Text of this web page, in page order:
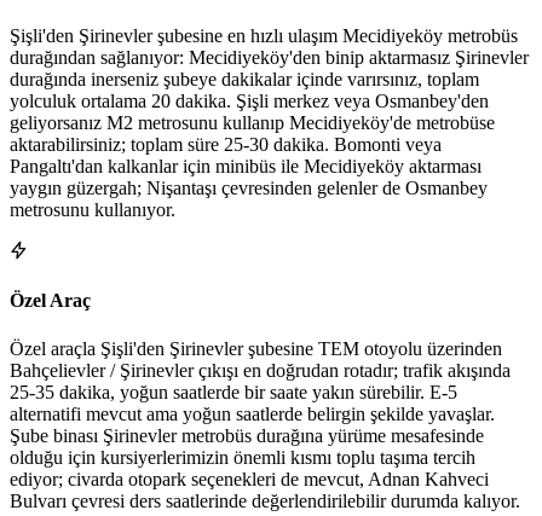
Şişli'den Şirinevler şubesine en hızlı ulaşım Mecidiyeköy metrobüs
durağından sağlanıyor: Mecidiyeköy'den binip aktarmasız Şirinevler
durağında inerseniz şubeye dakikalar içinde varırsınız, toplam
yolculuk ortalama 20 dakika. Şişli merkez veya Osmanbey'den
geliyorsanız M2 metrosunu kullanıp Mecidiyeköy'de metrobüse
aktarabilirsiniz; toplam süre 25-30 dakika. Bomonti veya
Pangaltı'dan kalkanlar için minibüs ile Mecidiyeköy aktarması
yaygın güzergah; Nişantaşı çevresinden gelenler de Osmanbey
metrosunu kullanıyor.
Özel Araç
Özel araçla Şişli'den Şirinevler şubesine TEM otoyolu üzerinden
Bahçelievler / Şirinevler çıkışı en doğrudan rotadır; trafik akışında
25-35 dakika, yoğun saatlerde bir saate yakın sürebilir. E-5
alternatifi mevcut ama yoğun saatlerde belirgin şekilde yavaşlar.
Şube binası Şirinevler metrobüs durağına yürüme mesafesinde
olduğu için kursiyerlerimizin önemli kısmı toplu taşıma tercih
ediyor; civarda otopark seçenekleri de mevcut, Adnan Kahveci
Bulvarı çevresi ders saatlerinde değerlendirilebilir durumda kalıyor.